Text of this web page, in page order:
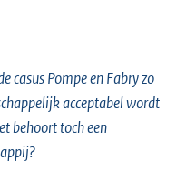
casus Pompe en Fabry zo
acceptabel wordt
behoort toch een